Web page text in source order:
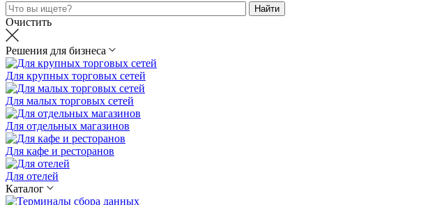
Найти
Очистить
Решения для бизнеса
Для крупных торговых сетей
Для малых торговых сетей
Для отдельных магазинов
Для кафе и ресторанов
Для отелей
Каталог